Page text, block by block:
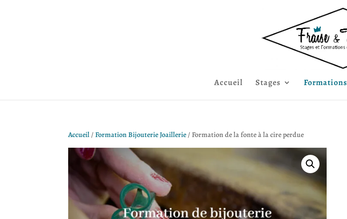
Accueil Stages Formations
Accueil/Formation Bijouterie Joaillerie/ Formation de la fonte à la cire perdue